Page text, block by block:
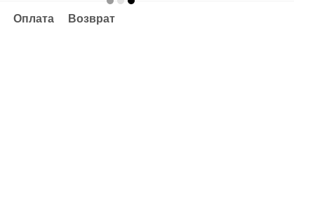
Оплата Возврат